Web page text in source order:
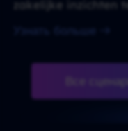
zakelijke inzichten
Узнать больше
Все